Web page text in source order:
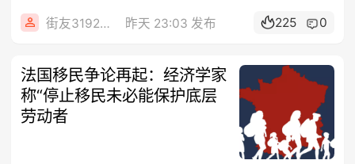
街友31924072 昨天 23:03 发布 225 0
法国移民争论再起：经济学家
称“停止移民未必能保护底层
劳动者